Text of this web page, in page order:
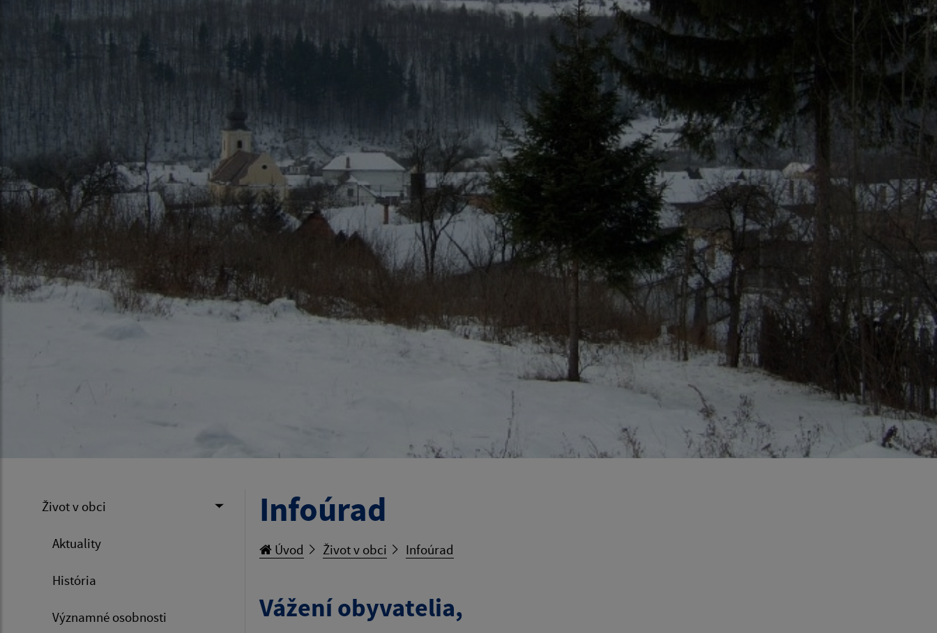
Život v obci
Aktuality
História
Významné osobnosti
Infoúrad
Úvod Život v obci Infoúrad
Vážení obyvatelia,